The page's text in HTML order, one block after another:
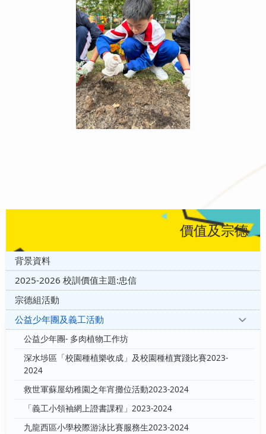
價值及宗德
背景資料
2025-2026 校訓價值主題:忠信
宗德組活動
公益少年團及義工活動
公益少年團- 多肉植物工作坊
深水埗區「校園種植樂收成」及校園種植實踐比賽2023-
2024
救世軍蘇屋幼稚園之年宵攤位活動2023-2024
「義工小領袖網上證書課程」2023-2024
九龍西區小學校際游泳比賽服務生2023-2024